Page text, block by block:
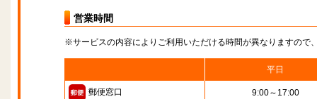
営業時間
※サービスの内容によりご利用いただける時間が異なりますので
平日
郵便窓口 9:00～17:00